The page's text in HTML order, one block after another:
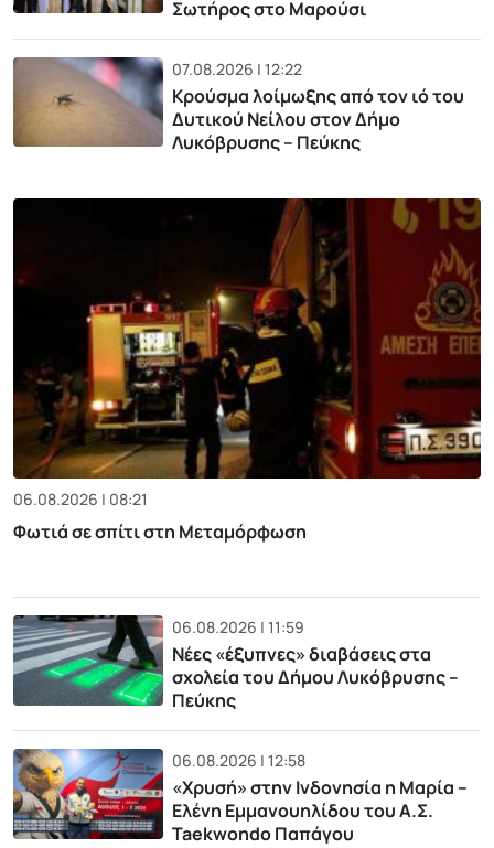
Σωτήρος στο Μαρούσι
07.08.2026 | 12:22
Κρούσμα λοίμωξης από τον ιό του
Δυτικού Νείλου στον Δήμο
Λυκόβρυσης – Πεύκης
06.08.2026 | 08:21
Φωτιά σε σπίτι στη Μεταμόρφωση
06.08.2026 | 11:59
Νέες «έξυπνες» διαβάσεις στα
σχολεία του Δήμου Λυκόβρυσης –
Πεύκης
06.08.2026 | 12:58
«Χρυσή» στην Ινδονησία η Μαρία –
Ελένη Εμμανουηλίδου του Α.Σ.
Taekwondo Παπάγου